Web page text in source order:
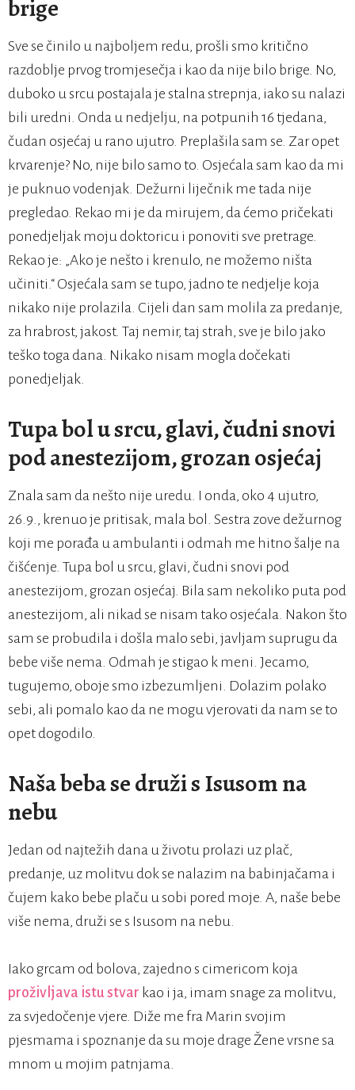
brige
Sve se činilo u najboljem redu, prošli smo kritično
razdoblje prvog tromjesečja i kao da nije bilo brige. No,
duboko u srcu postajala je stalna strepnja, iako su nalazi
bili uredni. Onda u nedjelju, na potpunih 16 tjedana,
čudan osjećaj u rano ujutro. Preplašila sam se. Zar opet
krvarenje? No, nije bilo samo to. Osjećala sam kao da mi
je puknuo vodenjak. Dežurni liječnik me tada nije
pregledao. Rekao mi je da mirujem, da ćemo pričekati
ponedjeljak moju doktoricu i ponoviti sve pretrage.
Rekao je: „Ako je nešto i krenulo, ne možemo ništa
učiniti.“ Osjećala sam se tupo, jadno te nedjelje koja
nikako nije prolazila. Cijeli dan sam molila za predanje,
za hrabrost, jakost. Taj nemir, taj strah, sve je bilo jako
teško toga dana. Nikako nisam mogla dočekati
ponedjeljak.
Tupa bol u srcu, glavi, čudni snovi
pod anestezijom, grozan osjećaj
Znala sam da nešto nije uredu. I onda, oko 4 ujutro,
26.9., krenuo je pritisak, mala bol. Sestra zove dežurnog
koji me porađa u ambulanti i odmah me hitno šalje na
čišćenje. Tupa bol u srcu, glavi, čudni snovi pod
anestezijom, grozan osjećaj. Bila sam nekoliko puta pod
anestezijom, ali nikad se nisam tako osjećala. Nakon što
sam se probudila i došla malo sebi, javljam suprugu da
bebe više nema. Odmah je stigao k meni. Jecamo,
tugujemo, oboje smo izbezumljeni. Dolazim polako
sebi, ali pomalo kao da ne mogu vjerovati da nam se to
opet dogodilo.
Naša beba se druži s Isusom na
nebu
Jedan od najtežih dana u životu prolazi uz plač,
predanje, uz molitvu dok se nalazim na babinjačama i
čujem kako bebe plaču u sobi pored moje. A, naše bebe
više nema, druži se s Isusom na nebu.
Iako grcam od bolova, zajedno s cimericom koja
proživljava istu stvar kao i ja, imam snage za molitvu,
za svjedočenje vjere. Diže me fra Marin svojim
pjesmama i spoznanje da su moje drage Žene vrsne sa
mnom u mojim patnjama.